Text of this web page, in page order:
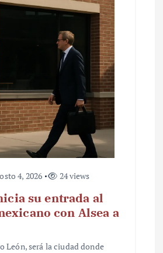
4, 2026 24 views
su entrada al
con Alsea a
León, será la ciudad donde